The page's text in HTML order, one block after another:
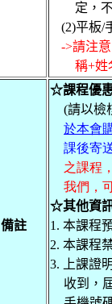
定，
(2)平板/
->請注
稱+姓
備註
☆課程優
(請以檢
於本會
課後寄
之課程
我們，
☆其他資
1. 本課程
2. 本課程
3. 上課證
收到，